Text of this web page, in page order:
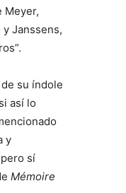
Meyer,
Janssens,
su índole
así lo
y
sí
Mémoire